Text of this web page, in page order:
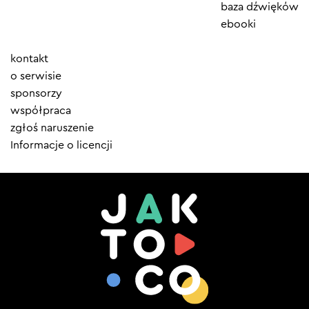
baza dźwięków
ebooki
Element
menu
kontakt
o serwisie
sponsorzy
współpraca
zgłoś naruszenie
Informacje o licencji